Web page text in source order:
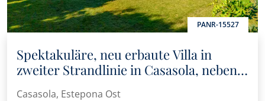
PANR-15527
Spektakuläre, neu erbaute Villa in
zweiter Strandlinie in Casasola, neben
Guadalmina Baja
Casasola, Estepona Ost